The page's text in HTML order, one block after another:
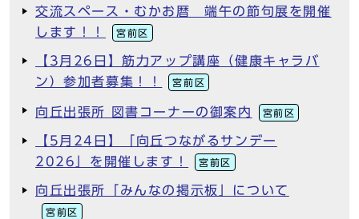
交流スペース・むかお暦 端午の節句展を開催
します！！
宮前区
【3月26日】筋力アップ講座（健康キャラバ
ン）参加者募集！！
宮前区
向丘出張所 図書コーナーの御案内 宮前区
【5月24日】「向丘つながるサンデー
2026」を開催します！
宮前区
向丘出張所「みんなの掲示板」について
宮前区